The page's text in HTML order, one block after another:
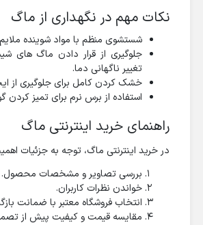
نکات مهم در نگهداری از ماگ
شستشوی منظم با مواد شوینده
جلوگیری از قرار دادن ماگ های
تغییر ناگهانی دما.
خشک کردن کامل برای جلوگیری از
استفاده از برس نرم برای تمیز
راهنمای خرید اینترنتی ماگ
در خرید اینترنتی ماگ، توجه به جزئیات
بررسی تصاویر و مشخصات محصول.
خواندن نظرات کاربران.
انتخاب فروشگاه معتبر با ضمانت
مقایسه قیمت و کیفیت پیش از